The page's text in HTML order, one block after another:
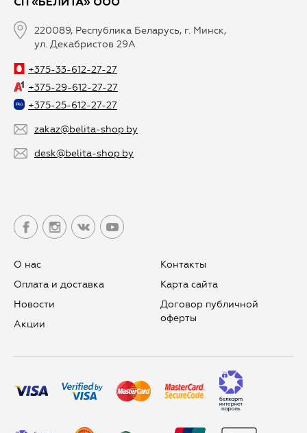
СП «БЕЛИТА» ООО
220089, Республика Беларусь, г. Минск,
ул. Декабристов 29А
+375-33-612-27-27
+375-29-612-27-27
+375-25-612-27-27
zakaz@belita-shop.by
desk@belita-shop.by
О нас
Оплата и доставка
Новости
Aкции
Контакты
Карта сайта
Договор публичной
оферты